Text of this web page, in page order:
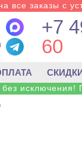
все заказы с
+7
60
исключения!